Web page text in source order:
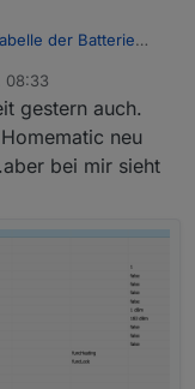
der Batterie
drin???
08:33
gestern auch.
neu
bei mir sieht